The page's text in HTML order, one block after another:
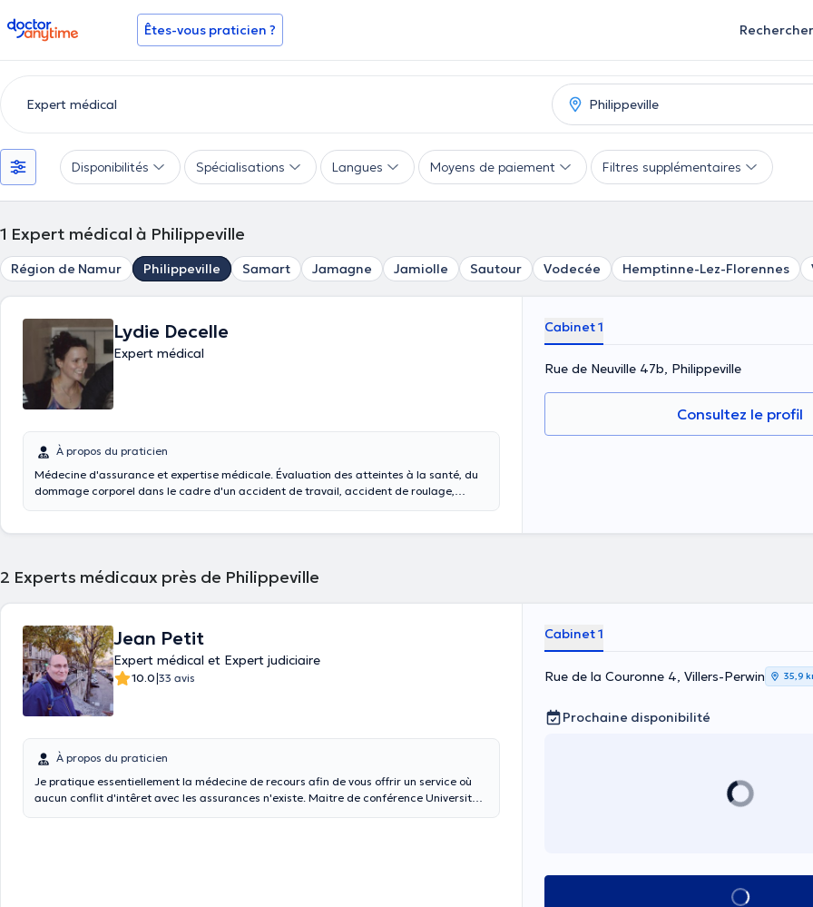
doctoranytime Êtes-vous praticien ? Rechercher
Disponibilités Spécialisations Langues Moyens de paiement Filtres supplémentaires
1 Expert médical à Philippeville
Région de Namur Philippeville Samart Jamagne Jamiolle Sautour Vodecée Hemptinne-Lez-Florennes
Lydie Decelle
Expert médical
À propos du praticien
Médecine d'assurance et expertise médicale. Évaluation des atteintes à la santé, du
dommage corporel dans le cadre d'un accident de travail, accident de roulage,
Cabinet 1
Rue de Neuville 47b, Philippeville
Consultez le profil
2 Experts médicaux près de Philippeville
Jean Petit
Expert médical et Expert judiciaire
10.0|33 avis
À propos du praticien
Je pratique essentiellement la médecine de recours afin de vous offrir un service où
aucun conflit d'intêret avec les assurances n'existe. Maitre de conférence Université
Cabinet 1
Rue de la Couronne 4, Villers-Perwin 35,9
Prochaine disponibilité
Voir tout